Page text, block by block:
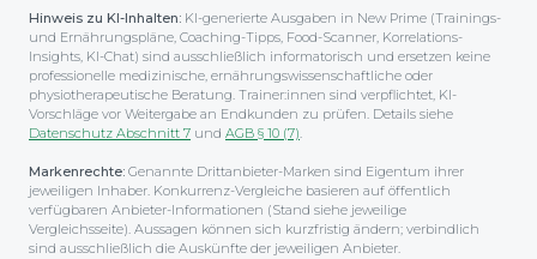
Hinweis zu KI-Inhalten: KI-generierte Ausgaben in New Prime (Trainings-
und Ernährungspläne, Coaching-Tipps, Food-Scanner, Korrelations-
Insights, KI-Chat) sind ausschließlich informatorisch und ersetzen keine
professionelle medizinische, ernährungswissenschaftliche oder
physiotherapeutische Beratung. Trainer:innen sind verpflichtet, KI-
Vorschläge vor Weitergabe an Endkunden zu prüfen. Details siehe
Datenschutz Abschnitt 7 und AGB § 10 (7).
Markenrechte: Genannte Drittanbieter-Marken sind Eigentum ihrer
jeweiligen Inhaber. Konkurrenz-Vergleiche basieren auf öffentlich
verfügbaren Anbieter-Informationen (Stand siehe jeweilige
Vergleichsseite). Aussagen können sich kurzfristig ändern; verbindlich
sind ausschließlich die Auskünfte der jeweiligen Anbieter.